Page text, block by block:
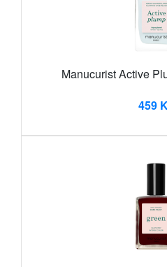
Manucurist Active
459